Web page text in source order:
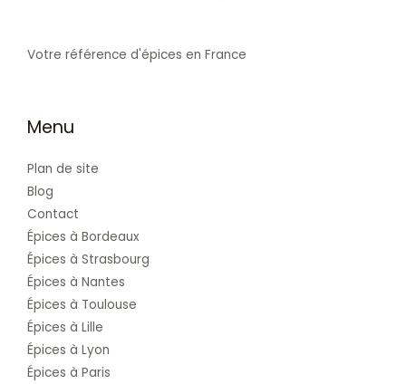
Votre référence d'épices en France
Menu
Plan de site
Blog
Contact
Épices à Bordeaux
Épices à Strasbourg
Épices à Nantes
Épices à Toulouse
Épices à Lille
Épices à Lyon
Épices à Paris